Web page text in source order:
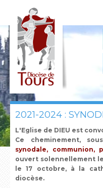
2021-2024 :
L'Eglise de DIEU est
Ce cheminement,
synodale, communion,
ouvert solennellement
le 17 octobre, à la
diocèse.